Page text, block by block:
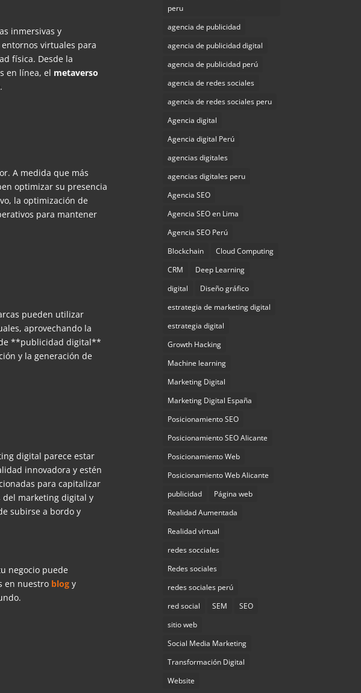
inmersivas y
virtuales para
física. Desde la
en línea, el metaverso
A medida que más
optimizar su presencia
la optimización de
para mantener
pueden utilizar
aprovechando la
de **publicidad digital**
y la generación de
digital parece estar
innovadora y estén
para capitalizar
del marketing digital y
subirse a bordo y
negocio puede
en nuestro blog y
peru
agencia de publicidad
agencia de publicidad digital
agencia de publicidad perú
agencia de redes sociales
agencia de redes sociales peru
Agencia digital
Agencia digital Perú
agencias digitales
agencias digitales peru
Agencia SEO
Agencia SEO en Lima
Agencia SEO Perú
Blockchain
Cloud Computing
CRM
Deep Learning
digital
Diseño gráfico
estrategia de marketing digital
estrategia digital
Growth Hacking
Machine learning
Marketing Digital
Marketing Digital España
Posicionamiento SEO
Posicionamiento SEO Alicante
Posicionamiento Web
Posicionamiento Web Alicante
publicidad
Página web
Realidad Aumentada
Realidad virtual
redes socciales
Redes sociales
redes sociales perú
red social
SEM
SEO
sitio web
Social Media Marketing
Transformación Digital
Website